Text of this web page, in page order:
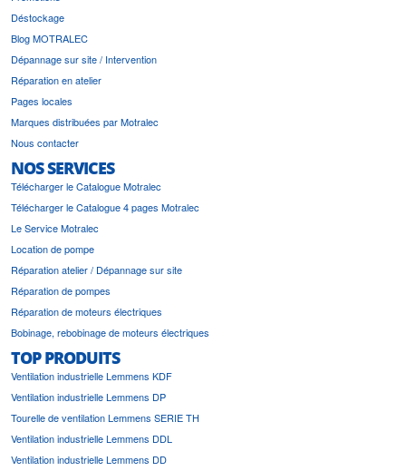
Déstockage
Blog MOTRALEC
Dépannage sur site / Intervention
Réparation en atelier
Pages locales
Marques distribuées par Motralec
Nous contacter
NOS SERVICES
Télécharger le Catalogue Motralec
Télécharger le Catalogue 4 pages Motralec
Le Service Motralec
Location de pompe
Réparation atelier / Dépannage sur site
Réparation de pompes
Réparation de moteurs électriques
Bobinage, rebobinage de moteurs électriques
TOP PRODUITS
Ventilation industrielle Lemmens KDF
Ventilation industrielle Lemmens DP
Tourelle de ventilation Lemmens SERIE TH
Ventilation industrielle Lemmens DDL
Ventilation industrielle Lemmens DD